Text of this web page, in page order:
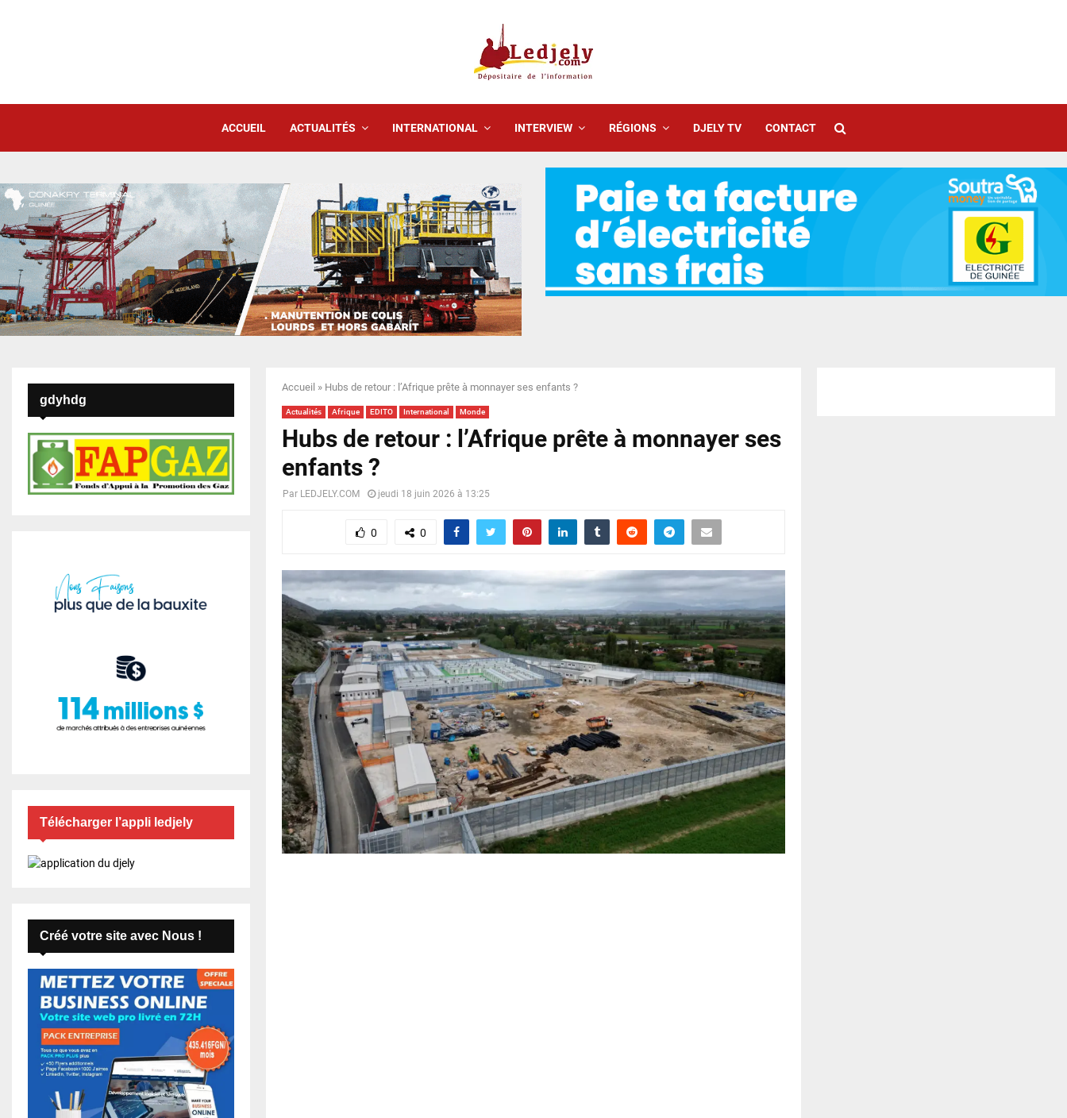
ACCUEIL ACTUALITÉS INTERNATIONAL INTERVIEW RÉGIONS DJELY TV CONTACT
Accueil » Hubs de retour : l’Afrique prête à monnayer ses enfants ?
Actualités Afrique EDITO International Monde
Hubs de retour : l’Afrique prête à monnayer ses
enfants ?
Par LEDJELY.COM jeudi 18 juin 2026 à 13:25
0 0
gdyhdg
Télécharger l’appli ledjely
Créé votre site avec Nous !